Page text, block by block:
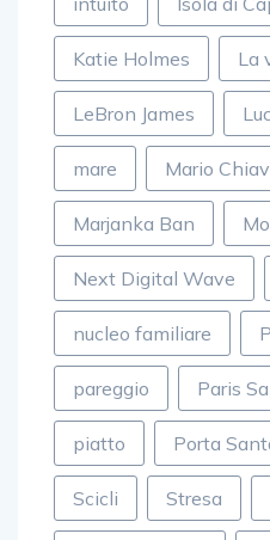
Katie Holmes La
LeBron James
mare Mario
Marjanka Ban
Next Digital Wave
nucleo familiare
pareggio Paris
piatto Porta
Scicli Stresa